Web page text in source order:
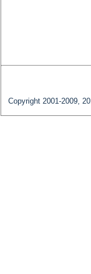
Copyright 2001-2009,